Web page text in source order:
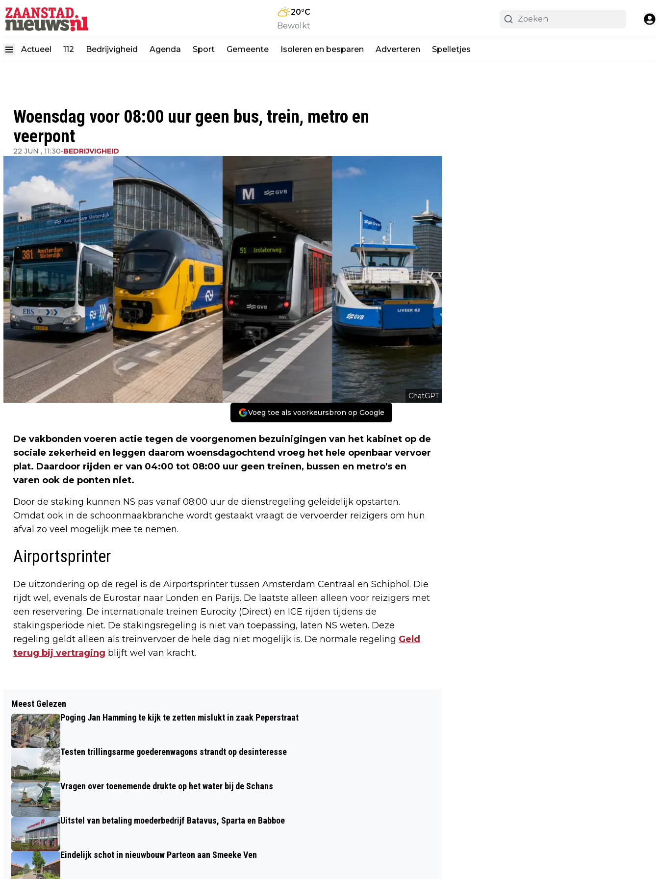
20°C
Bewolkt
Actueel 112 Bedrijvigheid Agenda Sport Gemeente Isoleren en besparen Adverteren Spelletjes
Woensdag voor 08:00 uur geen bus, trein, metro en
veerpont
22 JUN , 11:30•BEDRIJVIGHEID
ChatGPT
Voeg toe als voorkeursbron op Google
De vakbonden voeren actie tegen de voorgenomen bezuinigingen van het kabinet op de
sociale zekerheid en leggen daarom woensdagochtend vroeg het hele openbaar vervoer
plat. Daardoor rijden er van 04:00 tot 08:00 uur geen treinen, bussen en metro's en
varen ook de ponten niet.
Door de staking kunnen NS pas vanaf 08:00 uur de dienstregeling geleidelijk opstarten.
Omdat ook in de schoonmaakbranche wordt gestaakt vraagt de vervoerder reizigers om hun
afval zo veel mogelijk mee te nemen.
Airportsprinter
De uitzondering op de regel is de Airportsprinter tussen Amsterdam Centraal en Schiphol. Die
rijdt wel, evenals de Eurostar naar Londen en Parijs. De laatste alleen alleen voor reizigers met
een reservering. De internationale treinen Eurocity (Direct) en ICE rijden tijdens de
stakingsperiode niet. De stakingsregeling is niet van toepassing, laten NS weten. Deze
regeling geldt alleen als treinvervoer de hele dag niet mogelijk is. De normale regeling Geld
terug bij vertraging blijft wel van kracht.
GEWONDE MAN AANGEHOUDEN NA
STEEKPARTIJ GERRIT BOLKADE
WORMER TEN GUNSTE VAN LOGIES
Meest Gelezen
Poging Jan Hamming te kijk te zetten mislukt in zaak Peperstraat
Testen trillingsarme goederenwagons strandt op desinteresse
Vragen over toenemende drukte op het water bij de Schans
Uitstel van betaling moederbedrijf Batavus, Sparta en Babboe
Eindelijk schot in nieuwbouw Parteon aan Smeeke Ven